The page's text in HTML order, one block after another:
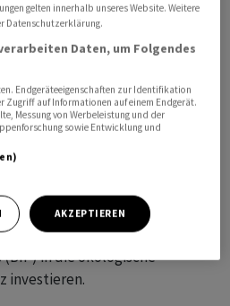
Bundeskanzlei übergeben.
gültig. Die eidgenössische
gerechte Energie- und
und Gewerkschaften
der Bund mit einem
Klimaprojekte
und Dritten unterstützt.
0,5 bis 1 Prozent des
in die ökologische
investieren.
gelten innerhalb unseres Website. Weitere
Datenschutzerklärung.
Daten, um Folgendes
Endgeräteeigenschaften zur Identifikation
Zugriff auf Informationen auf einem Endgerät.
Messung von Werbeleistung und der
sowie Entwicklung und
AKZEPTIEREN